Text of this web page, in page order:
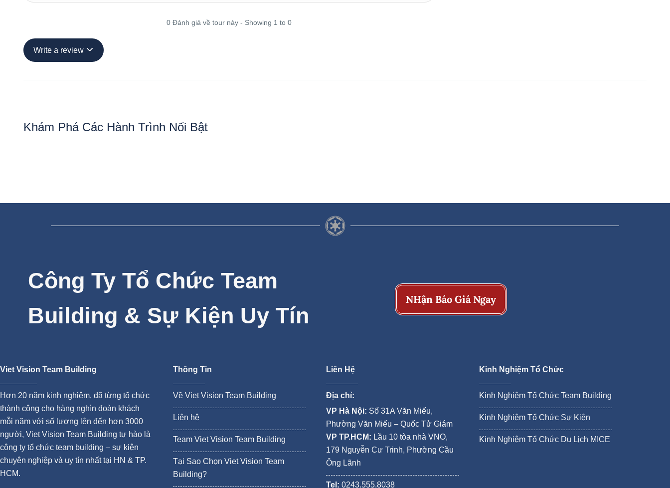
0 Đánh giá về tour này - Showing 1 to 0
Write a review
Khám Phá Các Hành Trình Nổi Bật
Công Ty Tổ Chức Team
Building & Sự Kiện Uy Tín
NHận Báo Giá Ngay
Viet Vision Team Building
Hơn 20 năm kinh nghiệm, đã từng tổ chức
thành công cho hàng nghìn đoàn khách
mỗi năm với số lượng lên đến hơn 3000
người, Viet Vision Team Building tự hào là
công ty tổ chức team building – sự kiện
chuyên nghiệp và uy tín nhất tại HN & TP.
HCM.
Thông Tin
Về Viet Vision Team Building
Liên hệ
Team Viet Vision Team Building
Tại Sao Chọn Viet Vision Team
Building?
Liên Hệ
Địa chỉ:
VP Hà Nội: Số 31A Văn Miếu,
Phường Văn Miếu – Quốc Tử Giám
VP TP.HCM: Lầu 10 tòa nhà VNO,
179 Nguyễn Cư Trinh, Phường Cầu
Ông Lãnh
Tel: 0243.555.8038
Kinh Nghiệm Tổ Chức
Kinh Nghiệm Tổ Chức Team Building
Kinh Nghiệm Tổ Chức Sự Kiện
Kinh Nghiệm Tổ Chức Du Lịch MICE